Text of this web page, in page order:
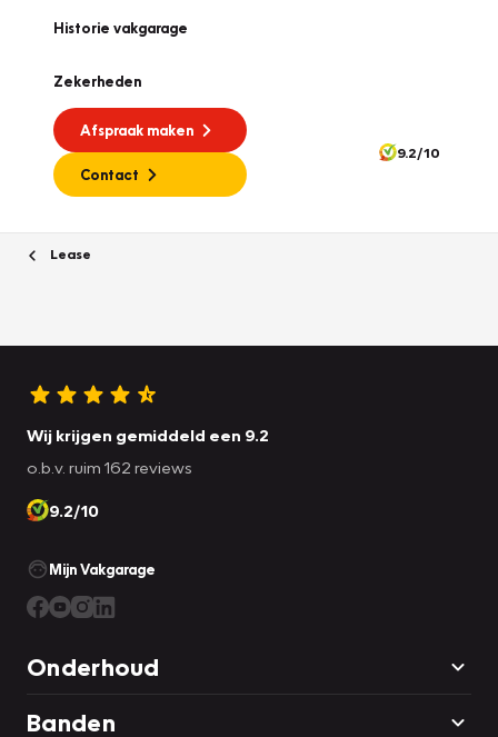
Historie vakgarage
Zekerheden
Afspraak maken
Contact
9.2/10
Lease
Wij krijgen gemiddeld een 9.2
o.b.v. ruim 162 reviews
9.2/10
Mijn Vakgarage
Onderhoud
Banden